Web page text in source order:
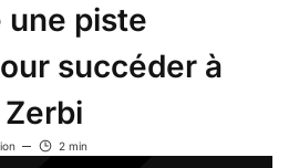
une piste
succéder à
2 min